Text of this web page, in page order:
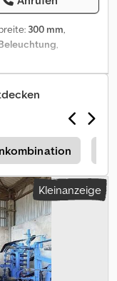
300 mm,
,
Aezr A Swepbjck
Kleinanzeige